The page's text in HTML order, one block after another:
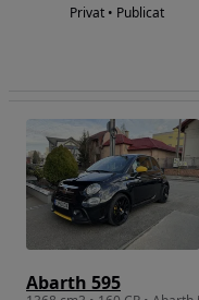
Privat • Publicat
Abarth 595